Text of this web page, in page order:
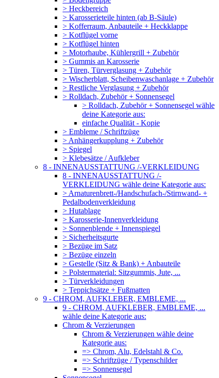
> Heckbereich
> Karosserieteile hinten (ab B-Säule)
> Kofferraum, Anbauteile + Heckklappe
> Kotflügel vorne
> Kotflügel hinten
> Motorhaube, Kühlergrill + Zubehör
> Gummis an Karosserie
> Türen, Türverglasung + Zubehör
> Wischerblatt, Scheibenwaschanlage + Zubehör
> Restliche Verglasung + Zubehör
> Rolldach, Zubehör + Sonnensegel
> Rolldach, Zubehör + Sonnensegel wähle
deine Kategorie aus:
einfache Qualität - Kopie
> Embleme / Schriftzüge
> Anhängerkupplung + Zubehör
> Spiegel
> Klebesätze / Aufkleber
8 - INNENAUSSTATTUNG /-VERKLEIDUNG
8 - INNENAUSSTATTUNG /-
VERKLEIDUNG wähle deine Kategorie aus:
> Arnaturenbrett-/Handschufach-/Stirnwand- +
Pedalbodenverkleidung
> Hutablage
> Karosserie-Innenverkleidung
> Sonnenblende + Innenspiegel
> Sicherheitsgurte
> Bezüge im Satz
> Bezüge einzeln
> Gestelle (Sitz & Bank) + Anbauteile
> Polstermaterial: Sitzgummis, Jute, ...
> Türverkleidungen
> Teppichsätze + Fußmatten
9 - CHROM, AUFKLEBER, EMBLEME, ...
9 - CHROM, AUFKLEBER, EMBLEME, ...
wähle deine Kategorie aus:
Chrom & Verzierungen
Chrom & Verzierungen wähle deine
Kategorie aus:
=> Chrom, Alu, Edelstahl & Co.
=> Schriftzüge / Typenschilder
=> Sonnensegel